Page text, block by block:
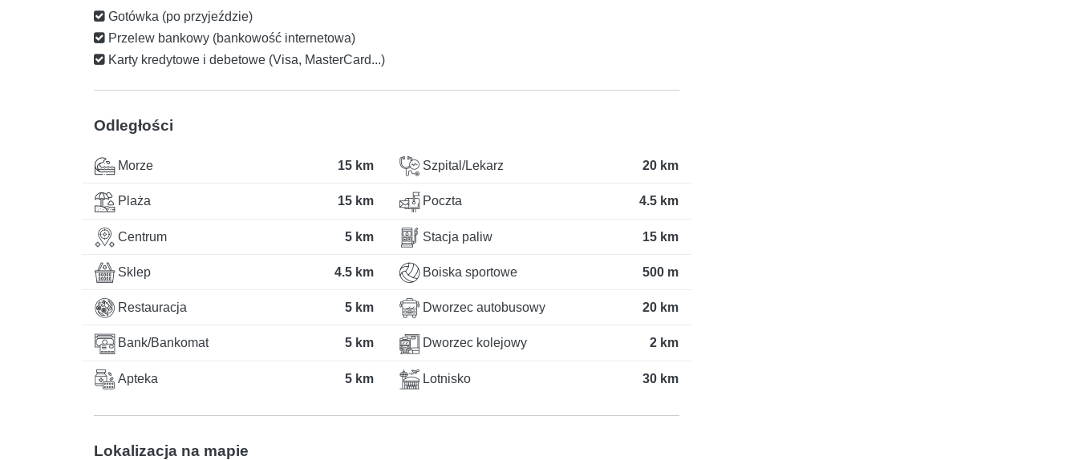
Gotówka (po przyjeździe)
Przelew bankowy (bankowość internetowa)
Karty kredytowe i debetowe (Visa, MasterCard...)
Odległości
Morze 15 km
Plaża 15 km
Centrum 5 km
Sklep 4.5 km
Restauracja 5 km
Bank/Bankomat 5 km
Apteka 5 km
Szpital/Lekarz 20 km
Poczta 4.5 km
Stacja paliw 15 km
Boiska sportowe 500 m
Dworzec autobusowy 20 km
Dworzec kolejowy 2 km
Lotnisko 30 km
Lokalizacja na mapie